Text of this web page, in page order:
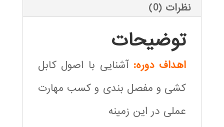
نظرات (0)
توضیحات
اهداف دوره: آشنایی با اصول کابل
کشی و مفصل بندی و کسب مهارت
عملی در این زمینه